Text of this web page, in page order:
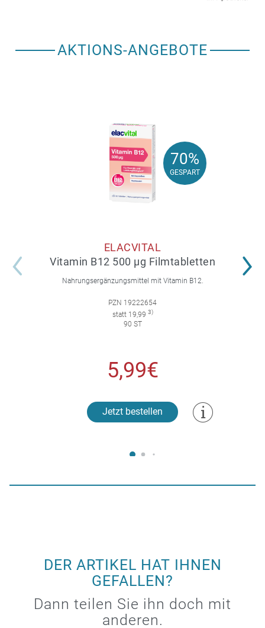
AKTIONS-ANGEBOTE
70%
GESPART
70%
GESPART
ELACVITAL
Vitamin B12 500 µg Filmtabletten
Nahrungsergänzungsmittel mit Vitamin B12.
PZN 19222654
statt 19,99 3)
90 ST
5,99€
Jetzt bestellen
DER ARTIKEL HAT IHNEN
GEFALLEN?
Dann teilen Sie ihn doch mit
anderen.